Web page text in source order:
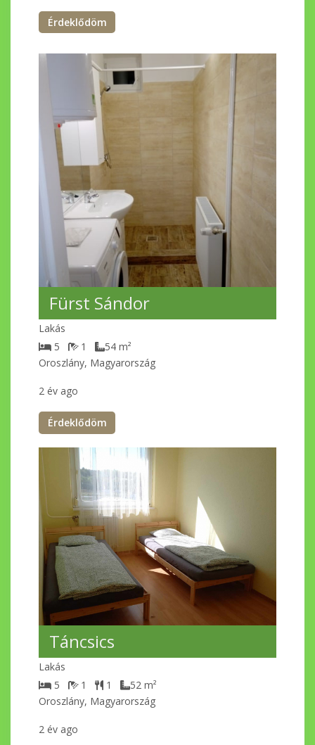
Érdeklődöm
Lakás
Fürst Sándor
Oroszlány, Magyarország
5 1 54 m²
2 év ago
Érdeklődöm
Lakás
Táncsics
Oroszlány, Magyarország
5 1 1 52 m²
2 év ago